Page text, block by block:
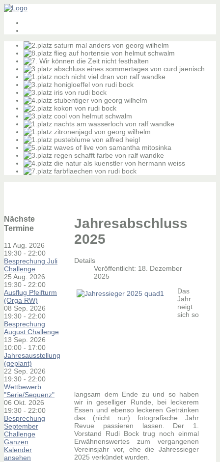
Nächste
Termine
11 Aug. 2026
19:30 - 22:00
Besprechung Juli
Challenge
25 Aug. 2026
19:30 - 22:00
Ausflug Pfeifturm
(Orga RW)
08 Sep. 2026
19:30 - 22:00
Besprechung
August Challenge
13 Sep. 2026
10:00 - 17:00
Jahresausstellung
(geplant)
22 Sep. 2026
19:30 - 22:00
Wettbewerb
"Serie/Sequenz"
06 Okt. 2026
19:30 - 22:00
Besprechung
September
Challenge
Ganzen
Kalender
ansehen
Jahresabschluss
2025
Details
Veröffentlicht: 18. Dezember
2025
Das
Jahr
neigt
sich so
langsam dem Ende zu und so haben
wir in geselliger Runde, bei leckerem
Essen und ebenso leckeren Getränken
das (nicht nur) fotografische Jahr
Revue passieren lassen. Der 1.
Vorstand Rudi Bock trug noch einmal
Erwähnenswertes zum vergangenen
Vereinsjahr vor, ehe die Jahressieger
2025 verkündet wurden.